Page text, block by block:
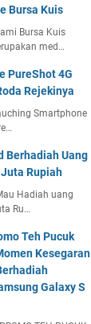
Bursa Kuis
Bursa Kuis
med…
PureShot 4G
Rejekinya
Smartphone
Berhadiah Uang
Rupiah
Hadiah uang
Ru…
Teh Pucuk
Kesegaran
Galaxy S